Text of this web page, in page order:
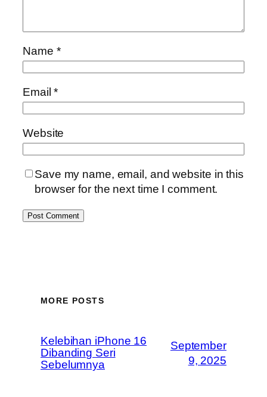
Name *
Email*
Website
Save my name, email, and website in this
browser for the next time I comment.
MORE POSTS
Kelebihan iPhone 16
Dibanding Seri
Sebelumnya
September
9, 2025